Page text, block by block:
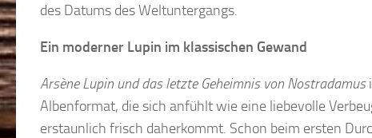
des Datums des Weltuntergangs.
Ein moderner Lupin im klassischen Gewand
Arsène Lupin und das letzte Geheimnis von Nostradamus
Albenformat, die sich anfühlt wie eine liebevolle
erstaunlich frisch daherkommt. Schon beim ersten